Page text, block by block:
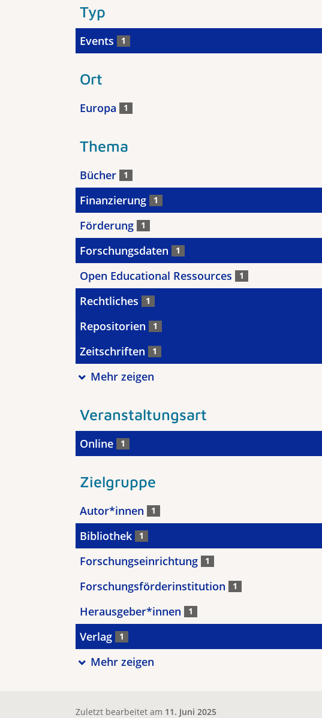
Typ
Events 1
Ort
Europa 1
Thema
Bücher 1
Finanzierung 1
Förderung 1
Forschungsdaten 1
Open Educational Ressources 1
Rechtliches 1
Repositorien 1
Zeitschriften 1
Mehr zeigen
Veranstaltungsart
Online 1
Zielgruppe
Autor*innen 1
Bibliothek 1
Forschungseinrichtung 1
Forschungsförderinstitution 1
Herausgeber*innen 1
Verlag 1
Mehr zeigen
Zuletzt bearbeitet am 11. Juni 2025